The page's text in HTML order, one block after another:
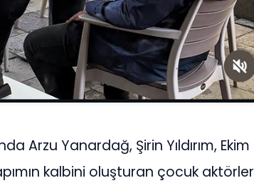
Arzu Yanardağ, Şirin Yıldırım, Ekim
kalbini oluşturan çocuk aktörler